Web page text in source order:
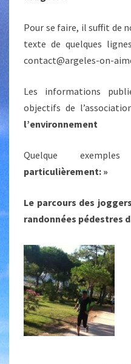
Pour se faire, il suffit de
texte de quelques
contact@argeles-on-
Les informations
objectifs de
l’environnement
Quelque
particulièrement: »
Le parcours des
randonnées pédestres